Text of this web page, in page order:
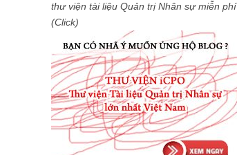
thư viện tài liệu Quản trị Nhân sự miễn phí
(Click)